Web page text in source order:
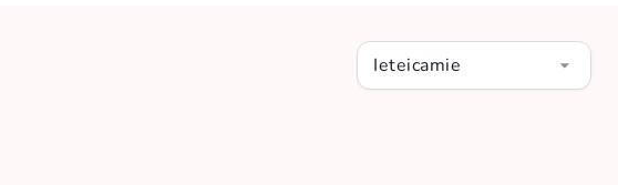
Ieteicamie